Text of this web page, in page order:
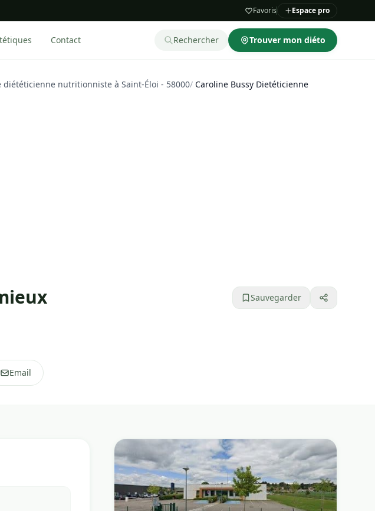
Favoris Espace pro
Contact Rechercher Trouver mon diéto
diététicienne nutritionniste à Saint-Éloi - 58000/ Caroline Bussy Dietéticienne
Sauvegarder
Email